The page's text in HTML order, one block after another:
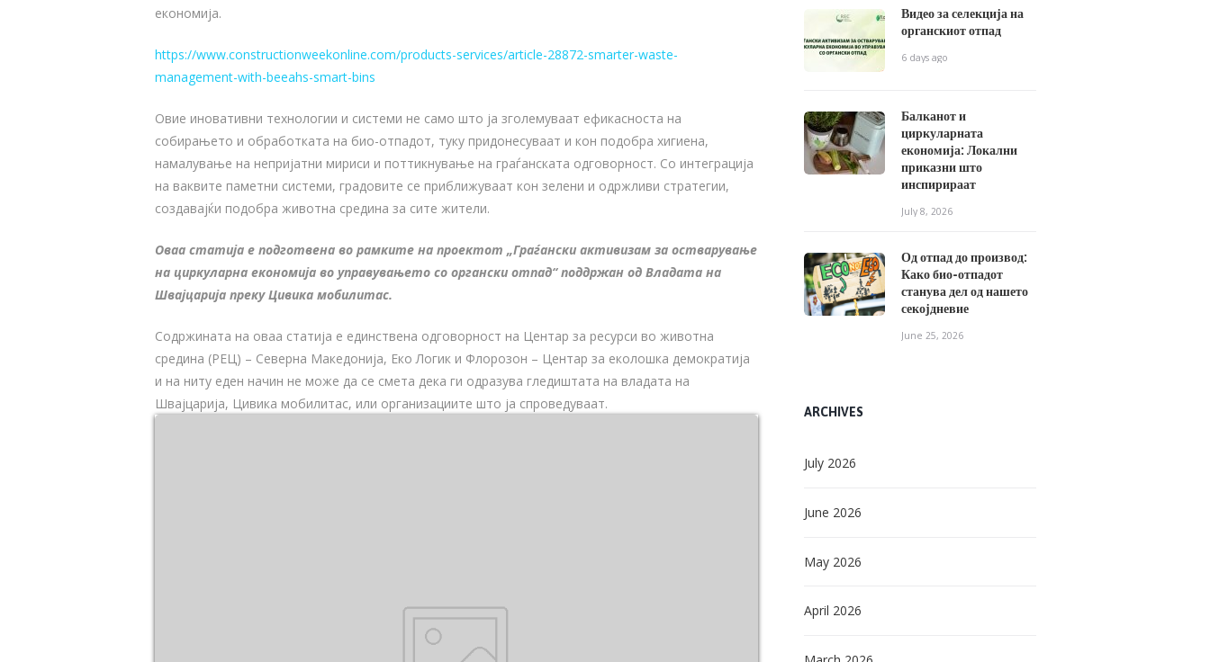
економија.
https://www.constructionweekonline.com/products-services/article-28872-smarter-waste-
management-with-beeahs-smart-bins
Овие иновативни технологии и системи не само што ја зголемуваат ефикасноста на
собирањето и обработката на био-отпадот, туку придонесуваат и кон подобра хигиена,
намалување на непријатни мириси и поттикнување на граѓанската одговорност. Со интеграција
на ваквите паметни системи, градовите се приближуваат кон зелени и одржливи стратегии,
создавајќи подобра животна средина за сите жители.
Оваа статија е подготвена во рамките на проектот „Граѓански активизам за остварување
на циркуларна економија во управувањето со органски отпад“ поддржан од Владата на
Швајцарија преку Цивика мобилитас.
Содржината на оваа статија е единствена одговорност на Центар за ресурси во животна
средина (РЕЦ) – Северна Македонија, Еко Логик и Флорозон – Центар за еколошка демократија
и на ниту еден начин не може да се смета дека ги одразува гледиштата на владата на
Швајцарија, Цивика мобилитас, или организациите што ја спроведуваат.
Видео за селекција на
органскиот отпад
6 days ago
Балканот и
циркуларната
економија: Локални
приказни што
инспирираат
July 8, 2026
Од отпад до производ:
Како био-отпадот
станува дел од нашето
секојдневие
June 25, 2026
ARCHIVES
July 2026
June 2026
May 2026
April 2026